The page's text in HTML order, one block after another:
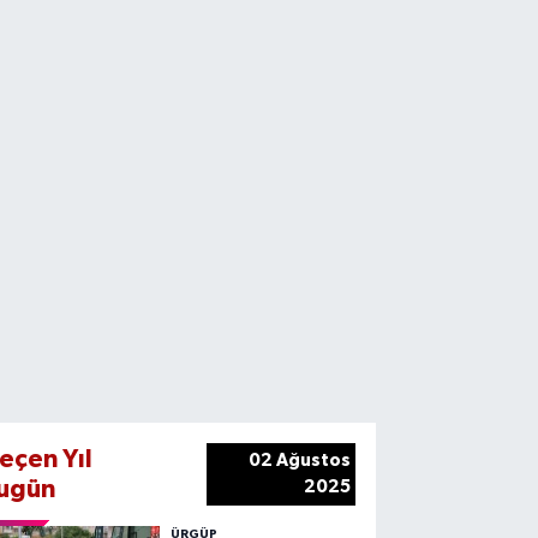
Yıl
02 Ağustos
2025
ÜRGÜP